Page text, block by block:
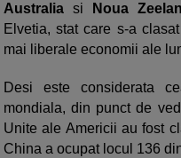
Australiasi Noua
Elvetia, stat care s-a
mai liberale economii ale
Desi este considerata
mondiala, din punct de
Unite ale Americii au fost
China a ocupat locul 136